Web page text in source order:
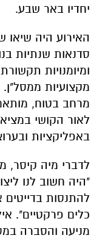
יחדיו באר שבע.
האירוע היה
סדנאות שנתיות
ומיומנויות
מקצועיות
מרחב בטוח,
לאור הקושי
באפליקציות
לדברי מיה קיסר,
"היה חשוב לנו
להתנסות בדייטים
כלים פרקטיים".
מניעה והסברה